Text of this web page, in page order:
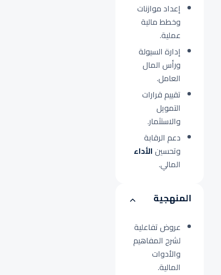
إعداد موازنات
وخطط مالية
عملية.
إدارة السيولة
ورأس المال
العامل.
تقييم قرارات
التمويل
والاستثمار.
دعم الرقابة
وتحسينالأداء
المالي.
المنهجية
عروض تفاعلية
لشرح المفاهيم
والأدوات
المالية.